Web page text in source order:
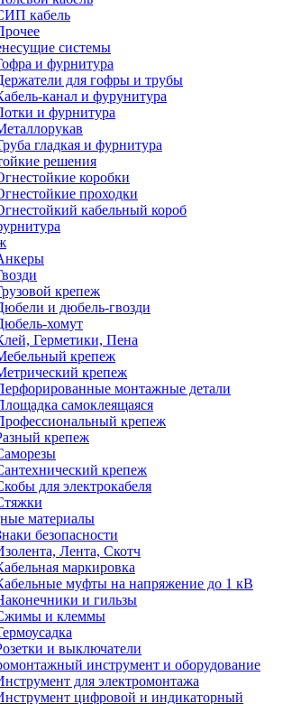
кабель
системы
и фурнитура
для гофры и трубы
канал и фурунитура
и фурнитура
гладкая и фурнитура
решения
коробки
проходки
кабельный короб
крепеж
и дюбель-гвозди
хомут
Герметики, Пена
крепеж
крепеж
монтажные детали
самоклеящаяся
крепеж
крепеж
крепеж
для электрокабеля
материалы
безопасности
Лента, Скотч
маркировка
муфты на напряжение до 1 кВ
и гильзы
и клеммы
и выключатели
инструмент и оборудование
для электромонтажа
цифровой и индикаторный